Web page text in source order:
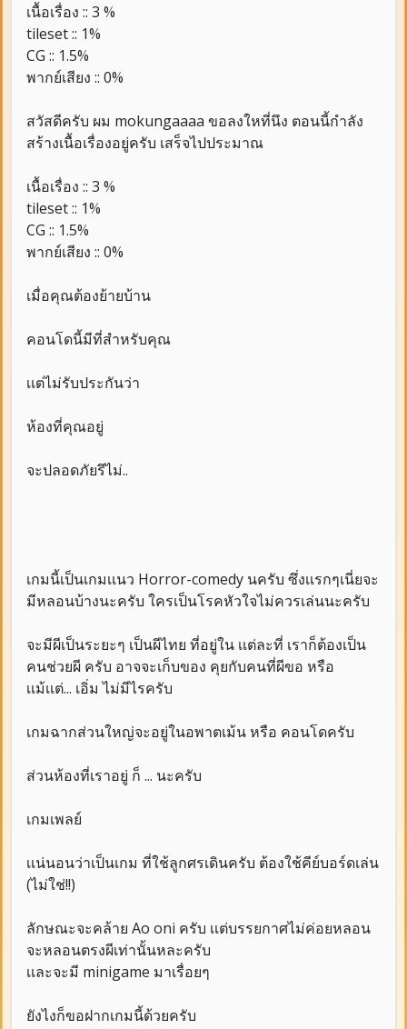
เนื้อเรื่อง :: 3 %
tileset :: 1%
CG :: 1.5%
พากย์เสียง :: 0%
สวัสดีครับ ผม mokungaaaa ขอลงใหที่นึง ตอนนี้กำลัง
สร้างเนื้อเรื่องอยู่ครับ เสร็จไปประมาณ
เนื้อเรื่อง :: 3 %
tileset :: 1%
CG :: 1.5%
พากย์เสียง :: 0%
เมื่อคุณต้องย้ายบ้าน
คอนโดนี้มีที่สำหรับคุณ
เเต่ไม่รับประกันว่า
ห้องที่คุณอยู่
จะปลอดภัยรึไม่..
เกมนี้เป็นเกมเเนว Horror-comedy นครับ ซึ่งเเรกๆเนี่ยจะ
มีหลอนบ้างนะครับ ใครเป็นโรคหัวใจไม่ควรเล่นนะครับ
จะมีผีเป็นระยะๆ เป็นผีไทย ที่อยู่ใน เเต่ละที่ เราก็ต้องเป็น
คนช่วยผี ครับ อาจจะเก็บของ คุยกับคนที่ผีขอ หรือ
เเม้เเต่... เอิ่ม ไม่มีไรครับ
เกมฉากส่วนใหญ่จะอยู่ในอพาตเม้น หรือ คอนโดครับ
ส่วนห้องที่เราอยู่ ก็ ... นะครับ
เกมเพลย์
เเน่นอนว่าเป็นเกม ที่ใช้ลูกศรเดินครับ ต้องใช้คีย์บอร์ดเล่น
(ไม่ใช่!!)
ลักษณะจะคล้าย Ao oni ครับ เเต่บรรยกาศไม่ค่อยหลอน
จะหลอนตรงผีเท่านั้นหละครับ
เเละจะมี minigame มาเรื่อยๆ
ยังไงก็ขอฝากเกมนี้ด้วยครับ